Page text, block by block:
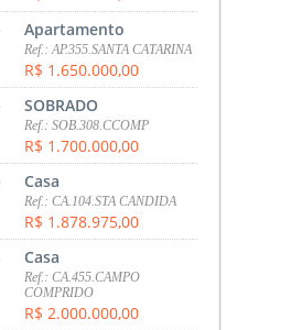
Apartamento
Ref.: AP.355.SANTA CATARINA
R$ 1.650.000,00
SOBRADO
Ref.: SOB.308.CCOMP
R$ 1.700.000,00
Casa
Ref.: CA.104.STA CANDIDA
R$ 1.878.975,00
Casa
Ref.: CA.455.CAMPO
COMPRIDO
R$ 2.000.000,00